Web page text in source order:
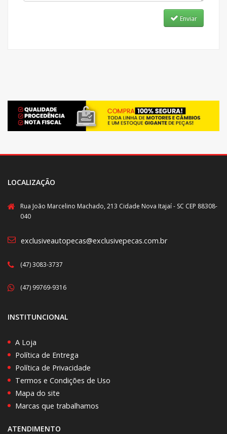
Enviar
LOCALIZAÇÃO
Rua João Marcelino Machado, 213 Cidade Nova Itajaí - SC CEP 88308-
040
exclusiveautopecas@exclusivepecas.com.br
(47) 3083-3737
(47) 99769-9316
INSTITUNCIONAL
A Loja
Política de Entrega
Política de Privacidade
Termos e Condições de Uso
Mapa do site
Marcas que trabalhamos
ATENDIMENTO